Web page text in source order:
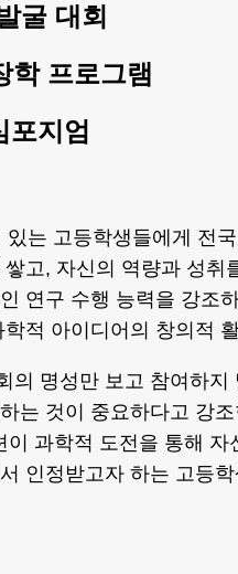
굴 대회
학 프로그램
포지엄
있는 고등학생들에게 전
고, 자신의 역량과 성취
연구 수행 능력을 강조
적 아이디어의 창의적
의 명성만 보고 참여하
는 것이 중요하다고 강
과학적 도전을 통해 자
인정받고자 하는 고등